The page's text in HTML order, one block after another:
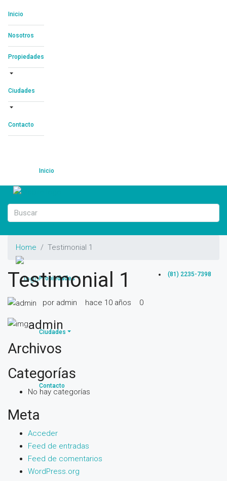
Inicio
Nosotros
Propiedades
Ciudades
Contacto
Inicio
Propiedades
Ciudades
Contacto
(81) 2235-7398
Home Testimonial 1
Testimonial 1
por admin hace 10 años 0
admin
Archivos
Categorías
No hay categorías
Meta
Acceder
Feed de entradas
Feed de comentarios
WordPress.org